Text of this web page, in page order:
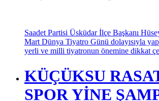
Mart Dünya Tiyatro Günü dolayısıyla
yerli ve milli tiyatronun önemine dikkat